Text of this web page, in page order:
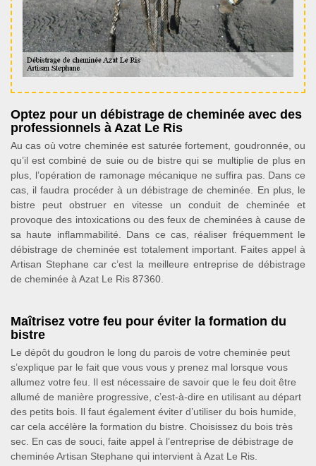
Optez pour un débistrage de cheminée avec des
professionnels à Azat Le Ris
Au cas où votre cheminée est saturée fortement, goudronnée, ou
qu’il est combiné de suie ou de bistre qui se multiplie de plus en
plus, l’opération de ramonage mécanique ne suffira pas. Dans ce
cas, il faudra procéder à un débistrage de cheminée. En plus, le
bistre peut obstruer en vitesse un conduit de cheminée et
provoque des intoxications ou des feux de cheminées à cause de
sa haute inflammabilité. Dans ce cas, réaliser fréquemment le
débistrage de cheminée est totalement important. Faites appel à
Artisan Stephane car c’est la meilleure entreprise de débistrage
de cheminée à Azat Le Ris 87360.
Maîtrisez votre feu pour éviter la formation du
bistre
Le dépôt du goudron le long du parois de votre cheminée peut
s’explique par le fait que vous vous y prenez mal lorsque vous
allumez votre feu. Il est nécessaire de savoir que le feu doit être
allumé de manière progressive, c’est-à-dire en utilisant au départ
des petits bois. Il faut également éviter d’utiliser du bois humide,
car cela accélère la formation du bistre. Choisissez du bois très
sec. En cas de souci, faite appel à l’entreprise de débistrage de
cheminée Artisan Stephane qui intervient à Azat Le Ris.